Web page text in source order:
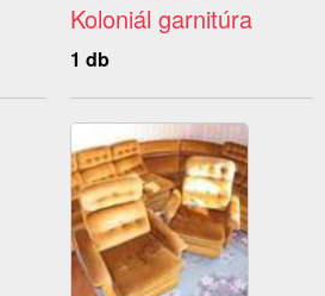
Koloniál garnitúra
1 db